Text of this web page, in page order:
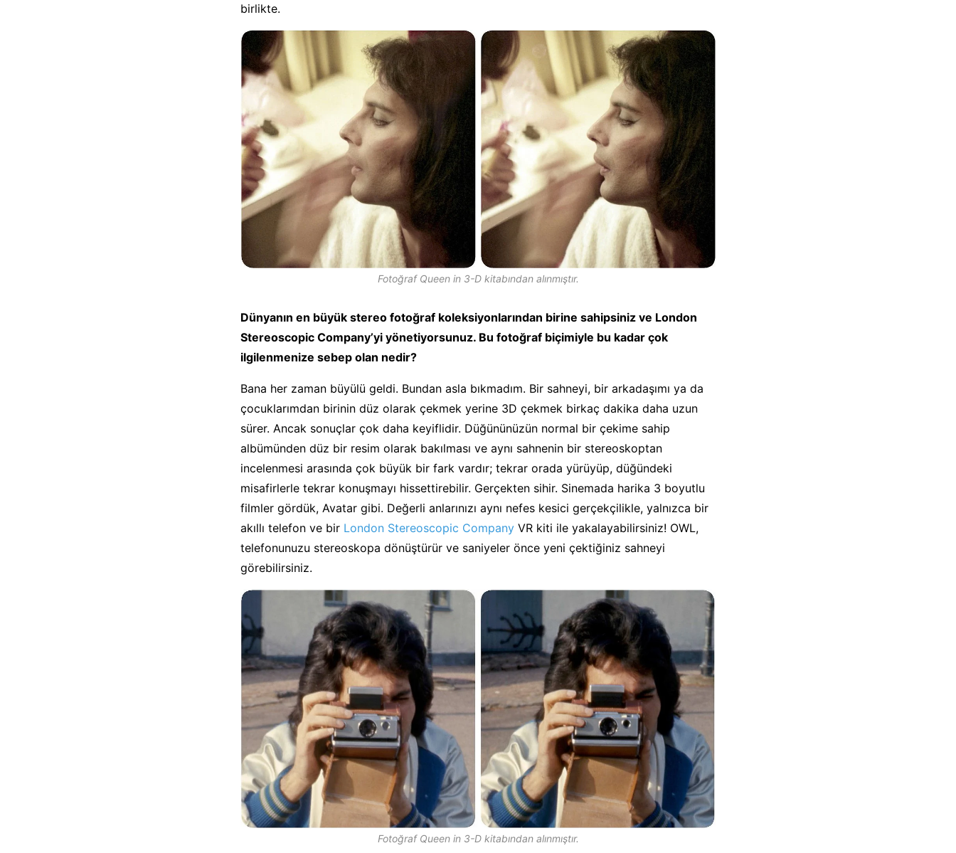
birlikte.
Fotoğraf Queen in 3-D kitabından alınmıştır.
Dünyanın en büyük stereo fotoğraf koleksiyonlarından birine sahipsiniz ve London
Stereoscopic Company’yi yönetiyorsunuz. Bu fotoğraf biçimiyle bu kadar çok
ilgilenmenize sebep olan nedir?
Bana her zaman büyülü geldi. Bundan asla bıkmadım. Bir sahneyi, bir arkadaşımı ya da
çocuklarımdan birinin düz olarak çekmek yerine 3D çekmek birkaç dakika daha uzun
sürer. Ancak sonuçlar çok daha keyiflidir. Düğününüzün normal bir çekime sahip
albümünden düz bir resim olarak bakılması ve aynı sahnenin bir stereoskoptan
incelenmesi arasında çok büyük bir fark vardır; tekrar orada yürüyüp, düğündeki
misafirlerle tekrar konuşmayı hissettirebilir. Gerçekten sihir. Sinemada harika 3 boyutlu
filmler gördük, Avatar gibi. Değerli anlarınızı aynı nefes kesici gerçekçilikle, yalnızca bir
akıllı telefon ve bir London Stereoscopic Company VR kiti ile yakalayabilirsiniz! OWL,
telefonunuzu stereoskopa dönüştürür ve saniyeler önce yeni çektiğiniz sahneyi
görebilirsiniz.
Fotoğraf Queen in 3-D kitabından alınmıştır.